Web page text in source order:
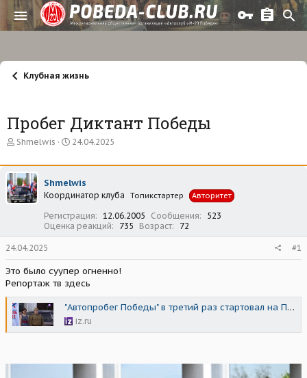
Клубная жизнь
Пробег Диктант Победы
А
т
о
р
т
Shmelwis
Д
т
н
а
а
л
а
24.04.2025
Shmelwis
Координатор клуба Топикстартер Авторитет
Регистрация 12.06.2005 Сообщения
523
Оценка реакций
735 Возраст 72
24.04.2025 #1
Это было суупер огненно!
Репортаж тв здесь
"Автопробег Победы" в третий раз стартовал на Поклонной горе
iz.ru